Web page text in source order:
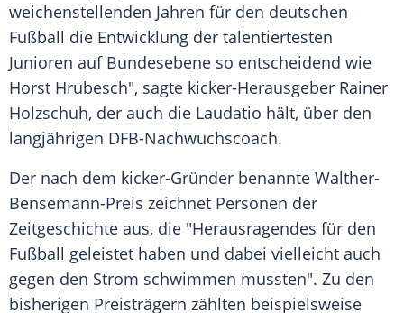
weichenstellenden Jahren für den deutschen
Fußball die Entwicklung der talentiertesten
Junioren auf Bundesebene so entscheidend wie
Horst Hrubesch", sagte kicker-Herausgeber Rainer
Holzschuh, der auch die Laudatio hält, über den
langjährigen DFB-Nachwuchscoach.
Der nach dem kicker-Gründer benannte Walther-
Bensemann-Preis zeichnet Personen der
Zeitgeschichte aus, die "Herausragendes für den
Fußball geleistet haben und dabei vielleicht auch
gegen den Strom schwimmen mussten". Zu den
bisherigen Preisträgern zählten beispielsweise